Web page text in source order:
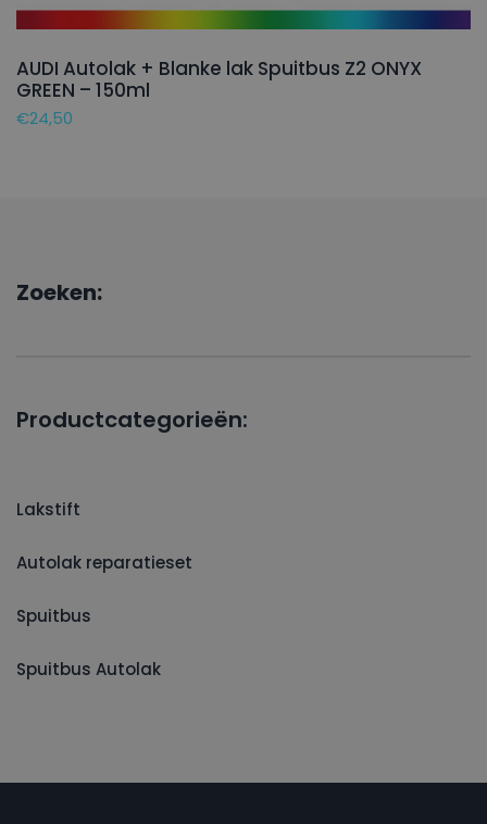
AUDI Autolak + Blanke lak Spuitbus Z2 ONYX
GREEN – 150ml
€24,50
Zoeken:
Productcategorieën:
Lakstift
Autolak reparatieset
Spuitbus
Spuitbus Autolak